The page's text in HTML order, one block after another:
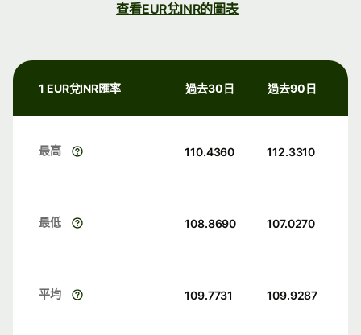
查看EUR兌INR的圖表
1 EUR兌INR匯率 過去30日 過去90日
最高 110.4360 112.3310
最低 108.8690 107.0270
平均 109.7731 109.9287